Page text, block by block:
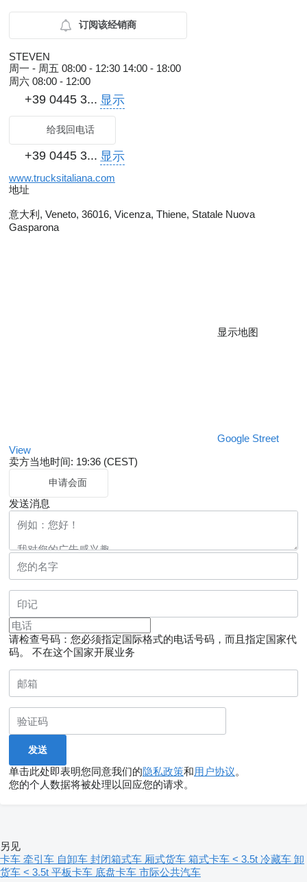
订阅该经销商
STEVEN
周一 - 周五 08:00 - 12:30 14:00 - 18:00
周六 08:00 - 12:00
+39 0445 3... 显示
给我回电话
+39 0445 3... 显示
www.trucksitaliana.com
地址
意大利, Veneto, 36016, Vicenza, Thiene, Statale Nuova
Gasparona
显示地图
Google Street
View
卖方当地时间: 19:36 (CEST)
申请会面
发送消息
请检查号码：您必须指定国际格式的电话号码，而且指定国家代
码。
不在这个国家开展业务
单击此处即表明您同意我们的隐私政策和用户协议。
您的个人数据将被处理以回应您的请求。
另见
卡车 牵引车 自卸车 封闭箱式车 厢式货车 箱式卡车 < 3.5t 冷藏车 卸
货车 < 3.5t 平板卡车 底盘卡车 市际公共汽车